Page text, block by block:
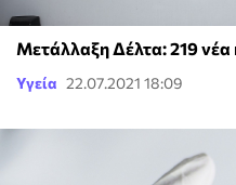
Μετάλλαξη Δέλτα: 219
Υγεία 22.07.2021 18:09